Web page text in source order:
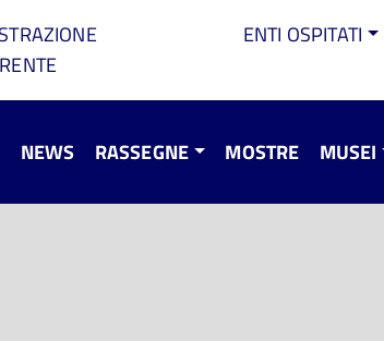
ENTI OSPITATI
NEWS RASSEGNE MOSTRE MUSEI
Roberta